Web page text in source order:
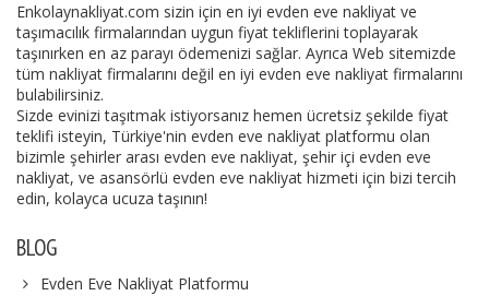
Enkolaynakliyat.com sizin için en iyi evden eve nakliyat ve
taşımacılık firmalarından uygun fiyat tekliflerini toplayarak
taşınırken en az parayı ödemenizi sağlar. Ayrıca Web sitemizde
tüm nakliyat firmalarını değil en iyi evden eve nakliyat firmalarını
bulabilirsiniz.
Sizde evinizi taşıtmak istiyorsanız hemen ücretsiz şekilde fiyat
teklifi isteyin, Türkiye'nin evden eve nakliyat platformu olan
bizimle şehirler arası evden eve nakliyat, şehir içi evden eve
nakliyat, ve asansörlü evden eve nakliyat hizmeti için bizi tercih
edin, kolayca ucuza taşının!
BLOG
Evden Eve Nakliyat Platformu